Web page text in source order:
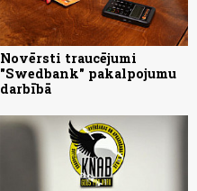
Novērsti traucējumi
"Swedbank" pakalpojumu
darbībā